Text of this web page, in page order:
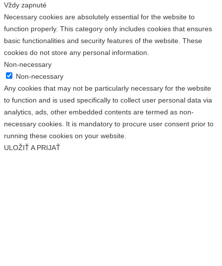
Vždy zapnuté
Necessary cookies are absolutely essential for the website to
function properly. This category only includes cookies that ensures
basic functionalities and security features of the website. These
cookies do not store any personal information.
Non-necessary
Non-necessary
Any cookies that may not be particularly necessary for the website
to function and is used specifically to collect user personal data via
analytics, ads, other embedded contents are termed as non-
necessary cookies. It is mandatory to procure user consent prior to
running these cookies on your website.
ULOŽIŤ A PRIJAŤ